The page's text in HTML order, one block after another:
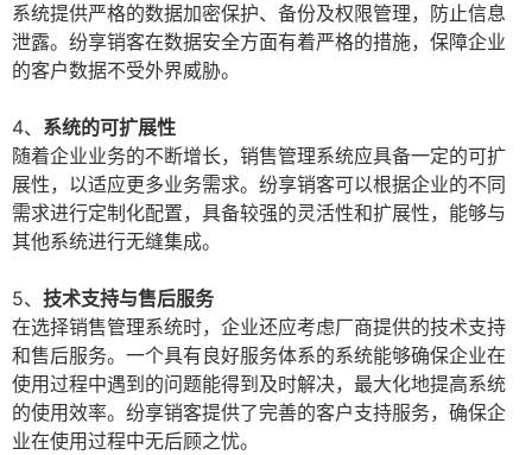
系统提供严格的数据加密保护、备份及权限管理，防止信息
泄露。纷享销客在数据安全方面有着严格的措施，保障企业
的客户数据不受外界威胁。
4、 系统的可扩展性
随着企业业务的不断增长，销售管理系统应具备一定的可扩
展性，以适应更多业务需求。纷享销客可以根据企业的不同
需求进行定制化配置，具备较强的灵活性和扩展性，能够与
其他系统进行无缝集成。
5、 技术支持与售后服务
在选择销售管理系统时，企业还应考虑厂商提供的技术支持
和售后服务。一个具有良好服务体系的系统能够确保企业在
使用过程中遇到的问题能得到及时解决，最大化地提高系统
的使用效率。纷享销客提供了完善的客户支持服务，确保企
业在使用过程中无后顾之忧。